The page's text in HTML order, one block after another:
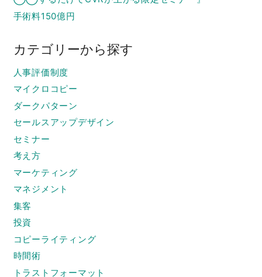
手術料150億円
カテゴリーから探す
人事評価制度
マイクロコピー
ダークパターン
セールスアップデザイン
セミナー
考え方
マーケティング
マネジメント
集客
投資
コピーライティング
時間術
トラストフォーマット